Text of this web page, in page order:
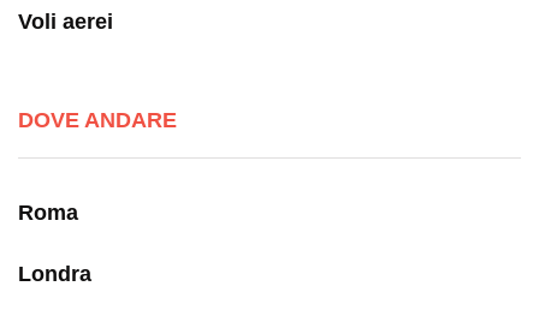
Voli aerei
DOVE ANDARE
Roma
Londra